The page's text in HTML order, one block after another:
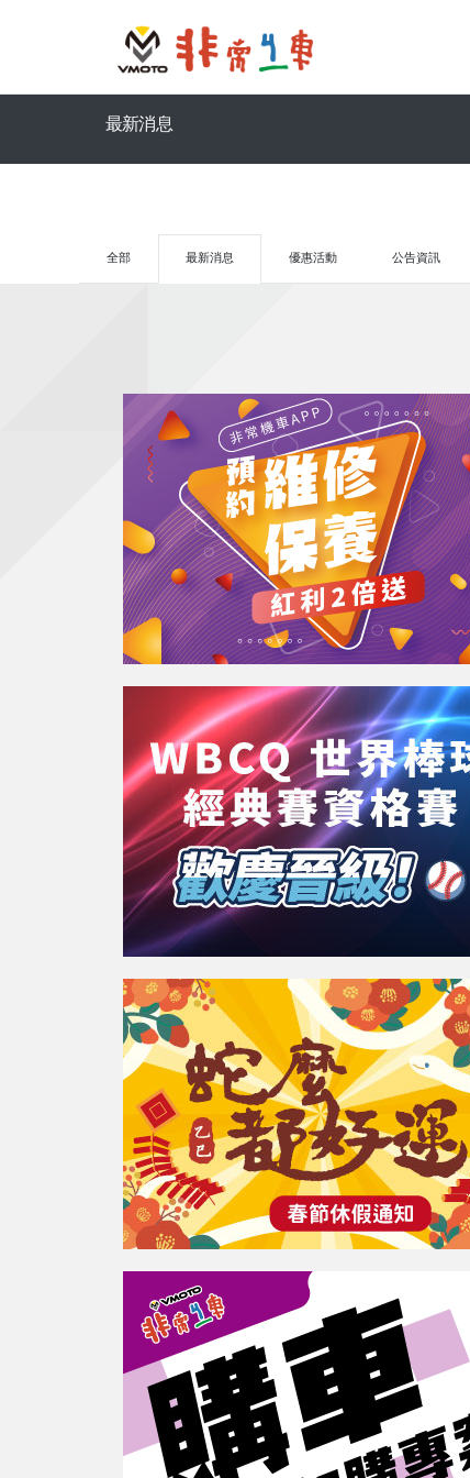
最新消息
全部 最新消息 優惠活動 公告資訊